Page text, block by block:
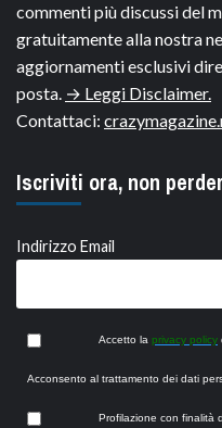
commenti più discussi del
gratuitamente alla nostra
aggiornamenti esclusivi
posta. → Leggi Disclaimer.
Contattaci:
Iscriviti ora, non
Indirizzo Email
Accetto la privacy policy
Acconsento al trattamento dei dati
Profilazione con finalità